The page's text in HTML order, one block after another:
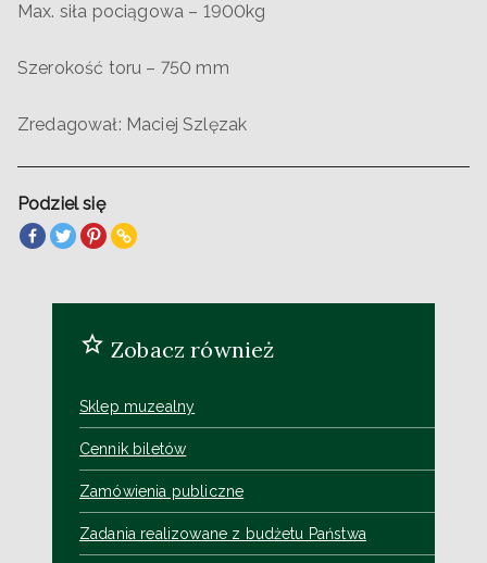
Max. siła pociągowa – 1900kg
Szerokość toru – 750 mm
Zredagował: Maciej Szlęzak
Podziel się
Zobacz również
Sklep muzealny
Cennik biletów
Zamówienia publiczne
Zadania realizowane z budżetu Państwa